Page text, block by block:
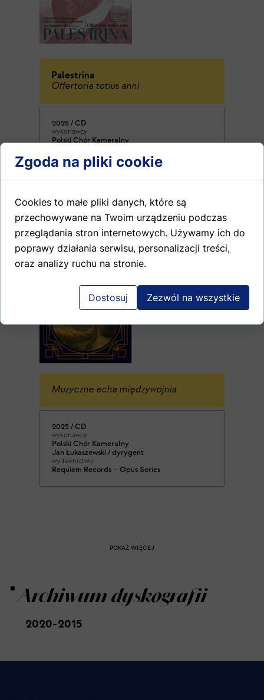
Palestrina
Offertoria totius anni
2025 / CD
wykonawcy
Polski Chór Kameralny
wydawnictwo
DUX
Muzyczne echa międzywojnia
2025 / CD
wykonawcy
Polski Chór Kameralny
Jan Łukaszewski / dyrygent
wydawnictwo
Requiem Records – Opus Series
POKAŻ WIĘCEJ
Archiwum dyskografii
2020-2015
Zgoda na pliki cookie
Cookies to małe pliki danych, które są
przechowywane na Twoim urządzeniu podczas
przeglądania stron internetowych. Używamy ich do
poprawy działania serwisu, personalizacji treści,
oraz analizy ruchu na stronie.
Dostosuj Zezwól na wszystkie